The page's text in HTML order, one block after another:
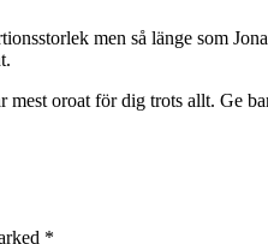
men så länge som
oroat för dig trots allt. Ge
*